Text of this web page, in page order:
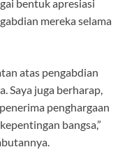
bentuk apresiasi
mereka selama
atas pengabdian
Saya juga berharap,
penghargaan
bangsa,”